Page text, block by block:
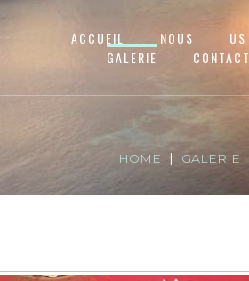
ACCUEIL NOUS US
GALERIE
CONTACT
HOME GALERIE